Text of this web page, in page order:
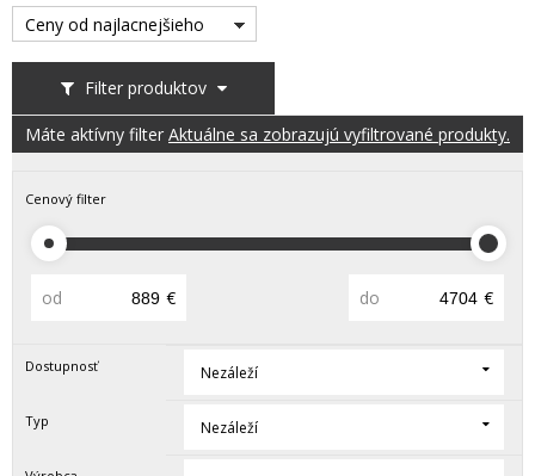
Filter produktov
Ceny od najlacnejšieho
Máte aktívny filter Aktuálne sa zobrazujú vyfiltrované produkty.
Cenový filter
od € do €
Dostupnosť Nezáleží
Typ Nezáleží